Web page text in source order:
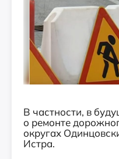
В частности, в
о ремонте
округах
Истра.